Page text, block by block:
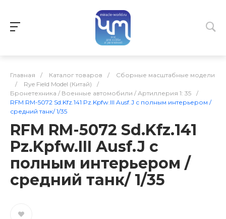
Главная / Каталог товаров /
Сборные масштабные модели
/
Rye Field Model (Китай)
/
Бронетехника / Военные автомобили / Артиллерия 1: 35
/
RFM RM-5072 Sd.Kfz.141 Pz.Kpfw.III Ausf.J с полным интерьером /
средний танк/ 1/35
RFM RM-5072 Sd.Kfz.141
Pz.Kpfw.III Ausf.J с
полным интерьером /
средний танк/ 1/35